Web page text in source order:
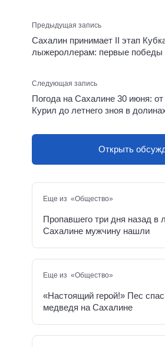
Предыдущая запись
Сахалин принимает II этап
лыжероллерам: первые победы
Следующая запись
Погода на Сахалине 30 июня:
Курил до летнего зноя в
Открыть
Еще из «Общество»
Пропавшего три дня назад в
Сахалине мужчину нашли
Еще из «Общество»
«Настоящий герой!» Пес
медведя на Сахалине